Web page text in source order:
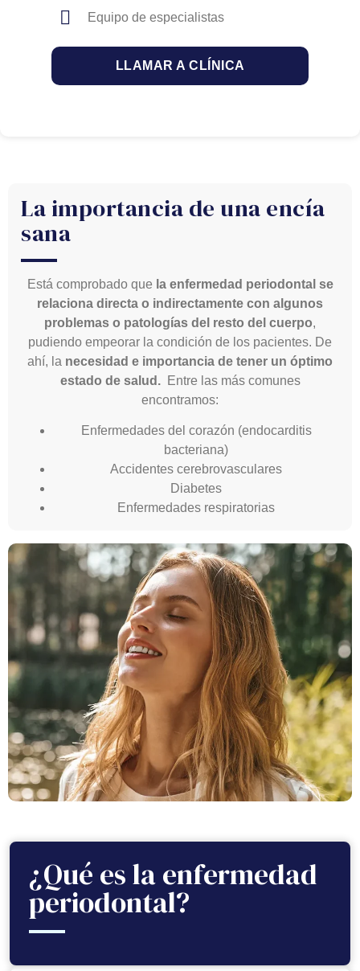
Equipo de especialistas
LLAMAR A CLÍNICA
La importancia de una encía
sana
Está comprobado que la enfermedad periodontal se
relaciona directa o indirectamente con algunos
problemas o patologías del resto del cuerpo,
pudiendo empeorar la condición de los pacientes. De
ahí, la necesidad e importancia de tener un óptimo
estado de salud.Entre las más comunes
encontramos:
Enfermedades del corazón (endocarditis
bacteriana)
Accidentes cerebrovasculares
Diabetes
Enfermedades respiratorias
¿Qué es la enfermedad
periodontal?